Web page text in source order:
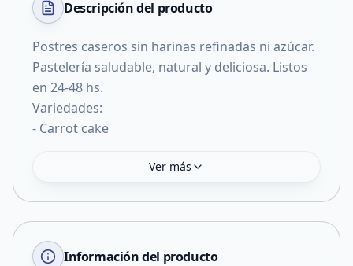
Descripción del producto
Postres caseros sin harinas refinadas ni azúcar.
Pastelería saludable, natural y deliciosa. Listos
en 24-48 hs.
Variedades:
- Carrot cake
Ver más
Información del producto